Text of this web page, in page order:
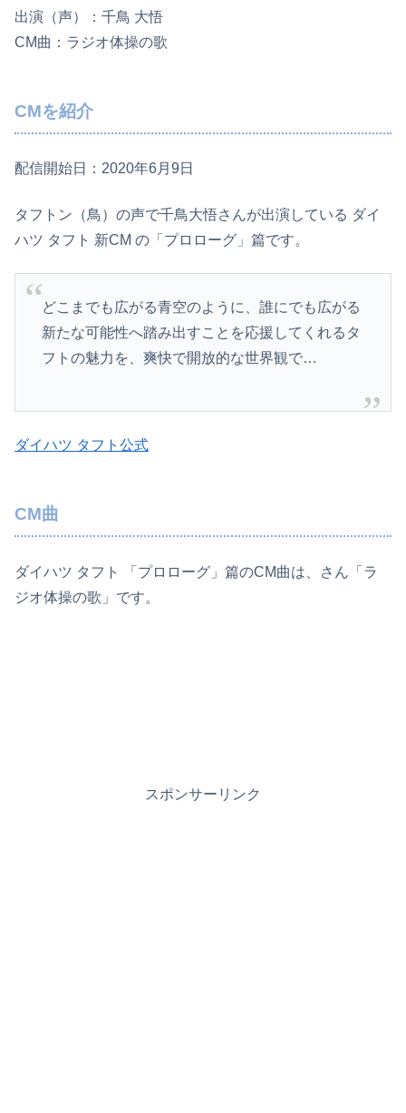
出演（声）：千鳥 大悟
CM曲：ラジオ体操の歌
CMを紹介
配信開始日：2020年6月9日
タフトン（鳥）の声で千鳥大悟さんが出演している ダイ
ハツ タフト 新CM の「プロローグ」篇です。
どこまでも広がる青空のように、誰にでも広がる
新たな可能性へ踏み出すことを応援してくれるタ
フトの魅力を、爽快で開放的な世界観で…
ダイハツ タフト公式
CM曲
ダイハツ タフト 「プロローグ」篇のCM曲は、さん「ラ
ジオ体操の歌」です。
スポンサーリンク